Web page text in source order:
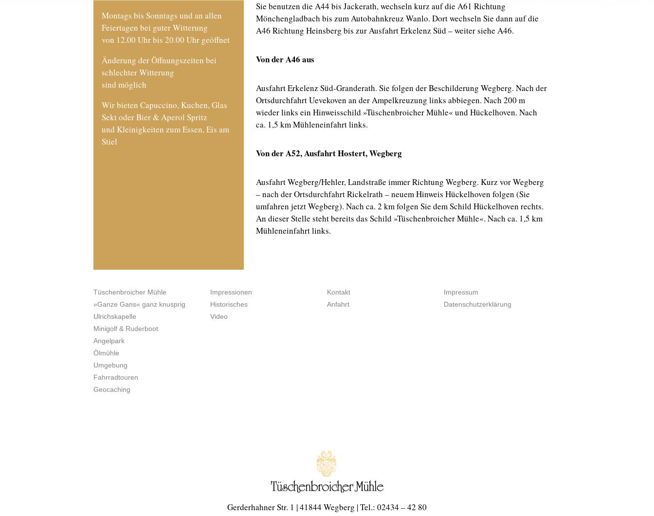
Sie benutzen die A44 bis Jackerath, wechseln kurz auf die A61 Richtung
Mönchengladbach bis zum Autobahnkreuz Wanlo. Dort wechseln Sie dann auf die
A46 Richtung Heinsberg bis zur Ausfahrt Erkelenz Süd – weiter siehe A46.
Von der A46 aus
Ausfahrt Erkelenz Süd-Granderath. Sie folgen der Beschilderung Wegberg. Nach der
Ortsdurchfahrt Uevekoven an der Ampelkreuzung links abbiegen. Nach 200 m
wieder links ein Hinweisschild »Tüschenbroicher Mühle« und Hückelhoven. Nach
ca. 1,5 km Mühleneinfahrt links.
Von der A52, Ausfahrt Hostert, Wegberg
Ausfahrt Wegberg/Hehler, Landstraße immer Richtung Wegberg. Kurz vor Wegberg
– nach der Ortsdurchfahrt Rickelrath – neuem Hinweis Hückelhoven folgen (Sie
umfahren jetzt Wegberg). Nach ca. 2 km folgen Sie dem Schild Hückelhoven rechts.
An dieser Stelle steht bereits das Schild »Tüschenbroicher Mühle«. Nach ca. 1,5 km
Mühleneinfahrt links.
Montags bis Sonntags und an allen
Feiertagen bei guter Witterung
von 12.00 Uhr bis 20.00 Uhr geöffnet
Änderung der Öffnungszeiten bei
schlechter Witterung
sind möglich
Wir bieten Capuccino, Kuchen, Glas
Sekt oder Bier & Aperol Spritz
und Kleinigkeiten zum Essen, Eis am
Stiel
Tüschenbroicher Mühle
»Ganze Gans« ganz knusprig
Ulrichskapelle
Minigolf & Ruderboot
Angelpark
Ölmühle
Umgebung
Fahrradtouren
Geocaching
Impressionen
Historisches
Video
Kontakt
Anfahrt
Impressum
Datenschutzerklärung
Gerderhahner Str. 1 | 41844 Wegberg | Tel.: 02434 – 42 80